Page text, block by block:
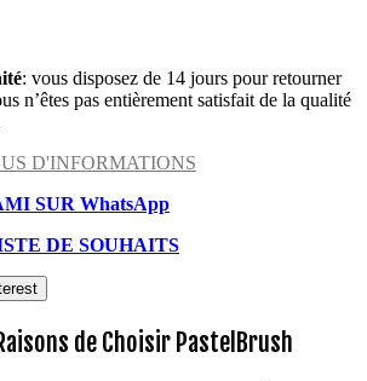
: vous disposez de 14 jours pour retourner
n’êtes pas entièrement satisfait de la qualité
D'INFORMATIONS
SUR WhatsApp
DE SOUHAITS
de Choisir PastelBrush